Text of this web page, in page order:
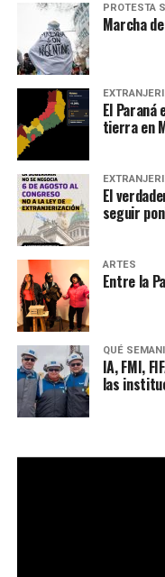
PROTESTA
Marcha
El
tierra en
El
seguir
ARTES
Entre la
QUÉ
IA, FMI,
las